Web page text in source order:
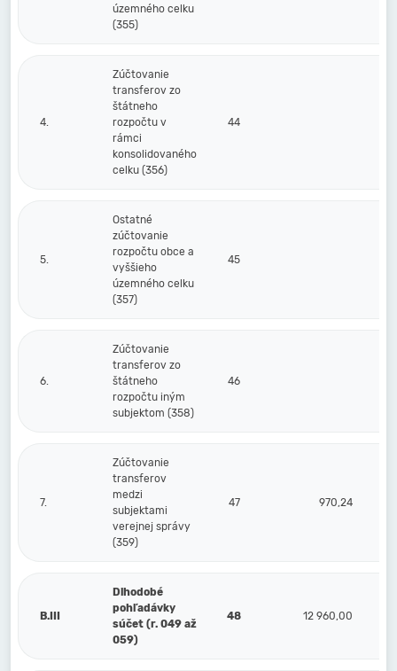
územného celku
(355)
4.
Zúčtovanie
transferov zo
štátneho
rozpočtu v
rámci
konsolidovaného
celku (356)
44
5.
Ostatné
zúčtovanie
rozpočtu obce a
vyššieho
územného celku
(357)
45
6.
Zúčtovanie
transferov zo
štátneho
rozpočtu iným
subjektom (358)
46
7.
Zúčtovanie
transferov
medzi
subjektami
verejnej správy
(359)
47 970,24
B.III
Dlhodobé
pohľadávky
súčet (r. 049 až
059)
48 12 960,00